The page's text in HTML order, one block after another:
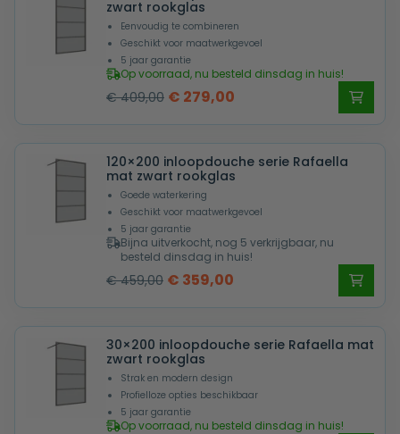
zwart rookglas
Eenvoudig te combineren
Geschikt voor maatwerkgevoel
5 jaar garantie
Op voorraad, nu besteld dinsdag in huis!
€409,00 Oorspronkelijke
was:
€ 409,00.
€ 279,00
is:
€ 279,00.
120×200 inloopdouche serie Rafaella
mat zwart rookglas
Goede waterkering
Geschikt voor maatwerkgevoel
5 jaar garantie
Bijna uitverkocht, nog 5 verkrijgbaar, nu
besteld dinsdag in huis!
€459,00 Oorspronkelijke
was:
€ 459,00.
€ 359,00
is:
€ 359,00.
30×200 inloopdouche serie Rafaella mat
zwart rookglas
Strak en modern design
Profielloze opties beschikbaar
5 jaar garantie
Op voorraad, nu besteld dinsdag in huis!